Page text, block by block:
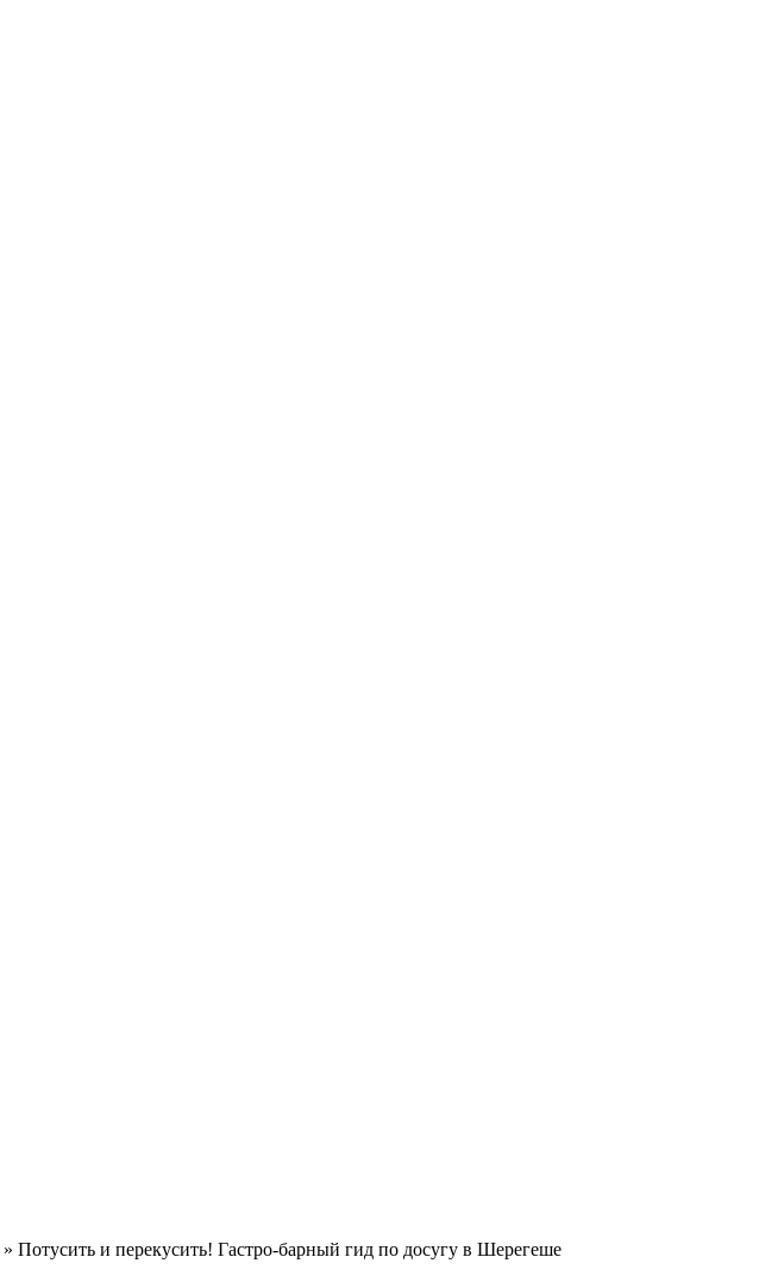
» Потусить и перекусить! Гастро-барный гид по досугу в Шерегеше